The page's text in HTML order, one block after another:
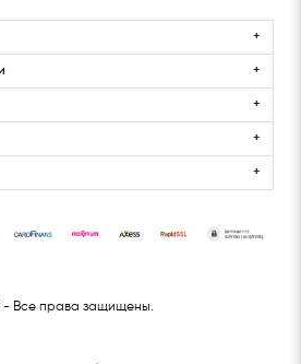
- Все права защищены.